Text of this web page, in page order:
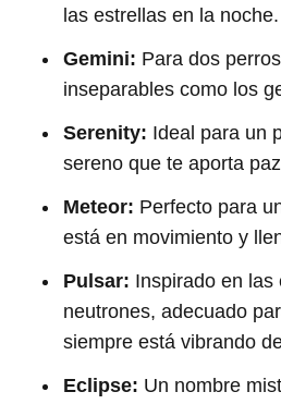
las estrellas en la noche.
Gemini: Para dos
inseparables como los
Serenity: Ideal para un
sereno que te aporta
Meteor: Perfecto para
está en movimiento y
Pulsar: Inspirado en las
neutrones, adecuado
siempre está vibrando
Eclipse: Un nombre